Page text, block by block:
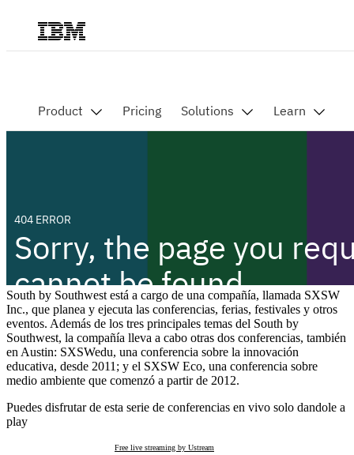
South by Southwest está a cargo de una compañía, llamada SXSW
Inc., que planea y ejecuta las conferencias, ferias, festivales y otros
eventos. Además de los tres principales temas del South by
Southwest, la compañía lleva a cabo otras dos conferencias, también
en Austin: SXSWedu, una conferencia sobre la innovación
educativa, desde 2011; y el SXSW Eco, una conferencia sobre
medio ambiente que comenzó a partir de 2012.
Puedes disfrutar de esta serie de conferencias en vivo solo dandole a
play
Free live streaming by Ustream